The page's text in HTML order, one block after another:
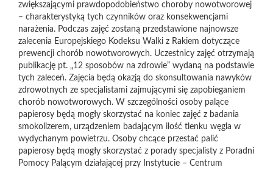
zwiększającymi prawdopodobieństwo choroby nowotworowej
– charakterystyką tych czynników oraz konsekwencjami
narażenia. Podczas zajęć zostaną przedstawione najnowsze
zalecenia Europejskiego Kodeksu Walki z Rakiem dotyczące
prewencji chorób nowotworowych. Uczestnicy zajęć otrzymają
publikację pt. „12 sposobów na zdrowie” wydaną na podstawie
tych zaleceń. Zajęcia będą okazją do skonsultowania nawyków
zdrowotnych ze specjalistami zajmującymi się zapobieganiem
chorób nowotworowych. W szczególności osoby palące
papierosy będą mogły skorzystać na koniec zajęć z badania
smokolizerem, urządzeniem badającym ilość tlenku węgla w
wydychanym powietrzu. Osoby chcące przestać palić
papierosy będą mogły skorzystać z porady specjalisty z Poradni
Pomocy Palącym działającej przy Instytucie – Centrum